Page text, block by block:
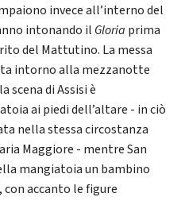
invece all’interno del
intonando il Gloria prima
del Mattutino. La messa
intorno alla mezzanotte
scena di Assisi è
ai piedi dell’altare - in ciò
nella stessa circostanza
Maggiore - mentre San
mangiatoia un bambino
con accanto le figure